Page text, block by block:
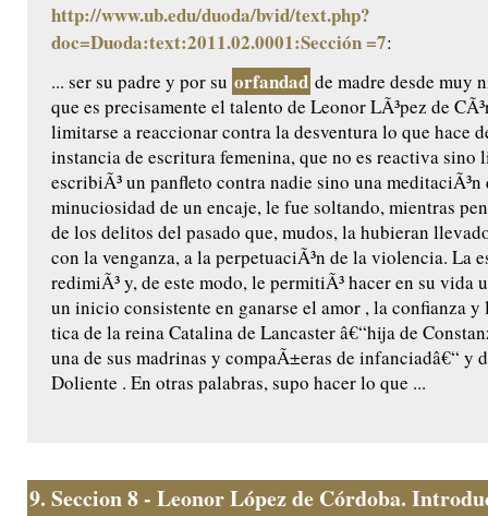
http://www.ub.edu/duoda/bvid/text.php?
doc=Duoda:text:2011.02.0001:Sección =7:
... ser su padre y por su orfandad de madre desde muy
que es precisamente el talento de Leonor LÃ³pez de
limitarse a reaccionar contra la desventura lo que hace
instancia de escritura femenina, que no es reactiva sino
escribiÃ³ un panfleto contra nadie sino una meditaciÃ³n
minuciosidad de un encaje, le fue soltando, mientras
de los delitos del pasado que, mudos, la hubieran
con la venganza, a la perpetuaciÃ³n de la violencia. La
redimiÃ³ y, de este modo, le permitiÃ³ hacer en su vida
un inicio consistente en ganarse el amor , la confianza
tica de la reina Catalina de Lancaster â€“hija de
una de sus madrinas y compaÃ±eras de infanciadâ€“ y
Doliente . En otras palabras, supo hacer lo que ...
9. Seccion 8 - Leonor López de Córdoba.